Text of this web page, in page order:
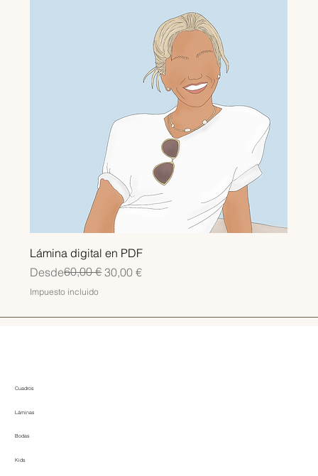
Lámina digital en PDF
Desde
Precio60,00 € 30,00 €
Precio de oferta
Impuesto incluido
Cuadros
Láminas
Bodas
Kids